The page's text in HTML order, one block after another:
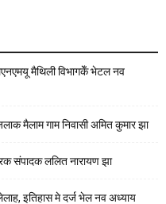
मैथिली विभागकेँ भेटल नव
मैलाम गाम निवासी अमित कुमार झा
संपादक ललित नारायण झा
इतिहास मे दर्ज भेल नव अध्याय